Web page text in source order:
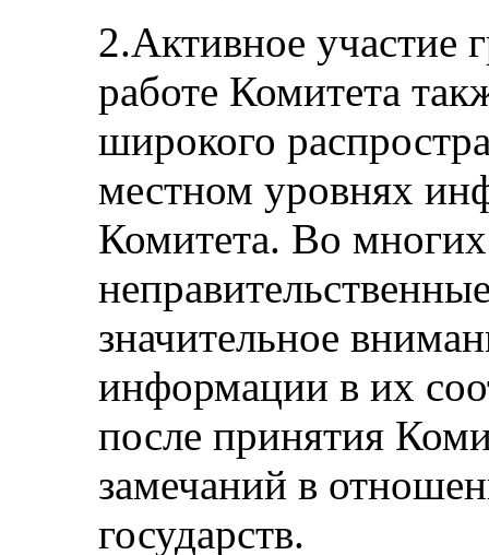
2.Активное участие
работе Комитета
широкого
местном уровнях
Комитета. Во
значительное
информации в их
после принятия
замечаний в
государств.